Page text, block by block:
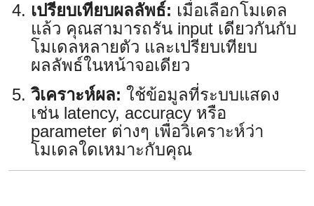
เปรียบเทียบผลลัพธ์: เมื่อเลือกโมเดล
แล้ว คุณสามารถรัน input เดียวกันกับ
โมเดลหลายตัว และเปรียบเทียบ
ผลลัพธ์ในหน้าจอเดียว
วิเคราะห์ผล: ใช้ข้อมูลที่ระบบแสดง
เช่น latency, accuracy หรือ
parameter ต่างๆ เพื่อวิเคราะห์ว่า
โมเดลใดเหมาะกับคุณ